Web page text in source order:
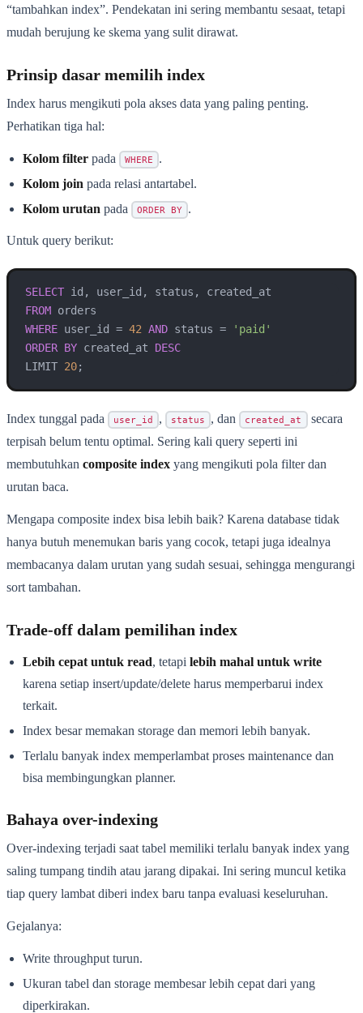
“tambahkan index”. Pendekatan ini sering membantu sesaat, tetapi
mudah berujung ke skema yang sulit dirawat.
Prinsip dasar memilih index
Index harus mengikuti pola akses data yang paling penting.
Perhatikan tiga hal:
Kolom filter pada WHERE
.
Kolom join pada relasi antartabel.
Kolom urutan pada ORDER BY .
Untuk query berikut:
SELECT
FROM
WHERE user_id = 42 AND status =
'paid'
ORDER BY created_at DESC
LIMIT 20;
Index tunggal pada user_id , status , dan created_at
secara
terpisah belum tentu optimal. Sering kali query seperti ini
membutuhkan composite index yang mengikuti pola filter dan
urutan baca.
Mengapa composite index bisa lebih baik? Karena database tidak
hanya butuh menemukan baris yang cocok, tetapi juga idealnya
membacanya dalam urutan yang sudah sesuai, sehingga mengurangi
sort tambahan.
Trade-off dalam pemilihan index
Lebih cepat untuk read, tetapi lebih mahal untuk write
karena setiap insert/update/delete harus memperbarui index
terkait.
Index besar memakan storage dan memori lebih banyak.
Terlalu banyak index memperlambat proses maintenance dan
bisa membingungkan planner.
Bahaya over-indexing
Over-indexing terjadi saat tabel memiliki terlalu banyak index yang
saling tumpang tindih atau jarang dipakai. Ini sering muncul ketika
tiap query lambat diberi index baru tanpa evaluasi keseluruhan.
Gejalanya:
Write throughput turun.
Ukuran tabel dan storage membesar lebih cepat dari yang
diperkirakan.